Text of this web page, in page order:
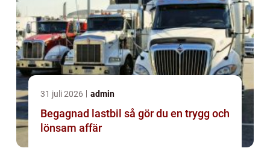
31 juli 2026 admin
Begagnad lastbil så gör du en trygg och
lönsam affär